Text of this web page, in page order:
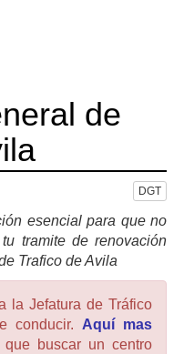
de
DGT
esencial para que no
tramite de renovación
Trafico de Avila
la Jefatura de Tráfico
conducir. Aquí mas
buscar un centro